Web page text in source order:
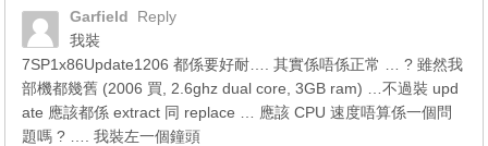
Garfield
Reply
我裝
7SP1x86Update1206 都係要好耐…. 其實係唔係正常 … ? 雖然我
部機都幾舊 (2006 買, 2.6ghz dual core, 3GB ram) …不過裝 upd
ate 應該都係 extract 同 replace … 應該 CPU 速度唔算係一個問
題嗎 ? …. 我裝左一個鐘頭